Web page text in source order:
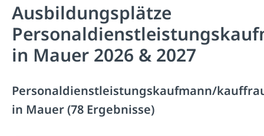
Ausbildungsplätze
in Mauer 2026 & 2027
Personaldienstleistungskaufmann/
in Mauer (78 Ergebnisse)